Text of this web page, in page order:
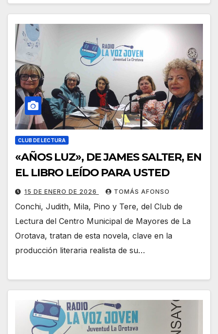
CLUB DE LECTURA
«AÑOS LUZ», DE JAMES SALTER, EN
EL LIBRO LEÍDO PARA USTED
15 DE ENERO DE 2026 TOMÁS AFONSO
Conchi, Judith, Mila, Pino y Tere, del Club de
Lectura del Centro Municipal de Mayores de La
Orotava, tratan de esta novela, clave en la
producción literaria realista de su…